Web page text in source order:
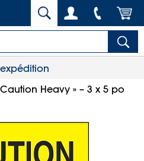
Heavy » – 3 x 5 po